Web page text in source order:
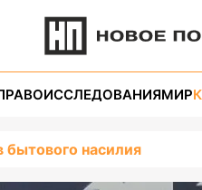
ИССЛЕДОВАНИЯМИР
бытового насилия